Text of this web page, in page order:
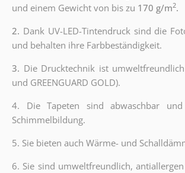
und einem Gewicht von bis zu 170 g/m2.
2. Dank UV-LED-Tintendruck sind die
und behalten ihre Farbbeständigkeit.
3. Die Drucktechnik ist
und GREENGUARD GOLD).
4. Die Tapeten sind abwaschbar
Schimmelbildung.
5. Sie bieten auch Wärme- und
6. Sie sind umweltfreundlich,